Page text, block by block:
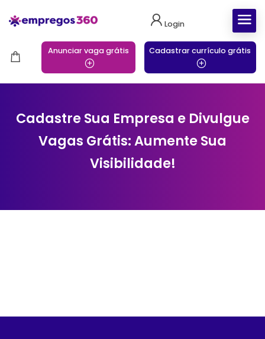
Login
Anunciar vaga grátis Cadastrar currículo grátis
Cadastre Sua Empresa e Divulgue
Vagas Grátis: Aumente Sua
Visibilidade!